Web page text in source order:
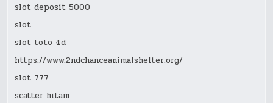
slot deposit 5000
slot
slot toto 4d
https://www.2ndchanceanimalshelter.org/
slot 777
scatter hitam